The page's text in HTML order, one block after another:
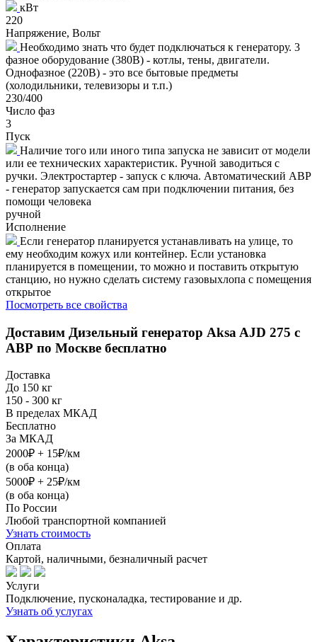
кВт
220
Напряжение, Вольт
Необходимо знать что будет подключаться к генератору. 3
фазное оборудование (380В) - котлы, тены, двигатели.
Однофазное (220В) - это все бытовые предметы
(холодильники, телевизоры и т.п.)
230/400
Число фаз
3
Пуск
Наличие того или иного типа запуска не зависит от модели
или ее технических характеристик. Ручной заводиться с
ручки. Электростартер - запуск с ключа. Автоматический АВР
- генератор запускается сам при подключении питания, без
помощи человека
ручной
Исполнение
Если генератор планируется устанавливать на улице, то
ему необходим кожух или контейнер. Если установка
планируется в помещении, то можно и поставить открытую
станцию, но нужно сделать систему газовыхлопа с помещения
открытое
Посмотреть все свойства
Доставим Дизельный генератор Aksa AJD 275 с
АВР по Москве бесплатно
Доставка
До 150 кг
150 - 300 кг
В пределах МКАД
Бесплатно
За МКАД
2000₽ + 15₽/км
(в оба конца)
5000₽ + 25₽/км
(в оба конца)
По России
Любой транспортной компанией
Узнать стоимость
Оплата
Картой, наличными, безналичный расчет
Услуги
Подключение, пусконаладка, тестирование и др.
Узнать об услугах